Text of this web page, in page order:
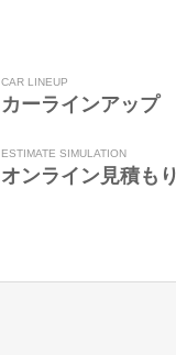
CAR LINEUP
カーラインアップ
ESTIMATE SIMULATION
オンライン見積もり